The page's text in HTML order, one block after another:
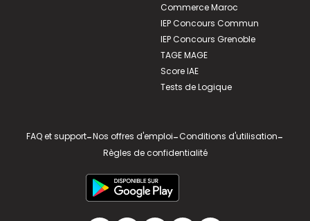
Commerce Maroc
IEP Concours Commun
IEP Concours Grenoble
TAGE MAGE
Score IAE
Tests de Logique
FAQ et support-Nos offres d'emploi-Conditions d'utilisation-
Règles de confidentialité